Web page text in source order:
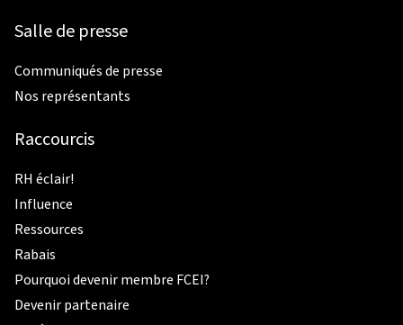
Salle de presse
Communiqués de presse
Nos représentants
Raccourcis
RH éclair!
Influence
Ressources
Rabais
Pourquoi devenir membre FCEI?
Devenir partenaire